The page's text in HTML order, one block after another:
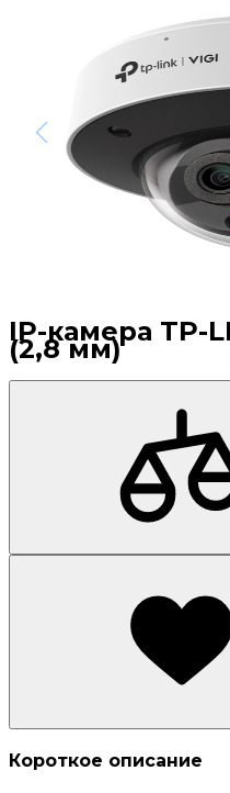
IP-камера TP-
(2,8 мм)
Короткое описание